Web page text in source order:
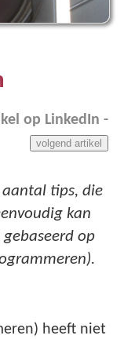
op LinkedIn -
volgend artikel
tips, die
kan
op
heeft niet